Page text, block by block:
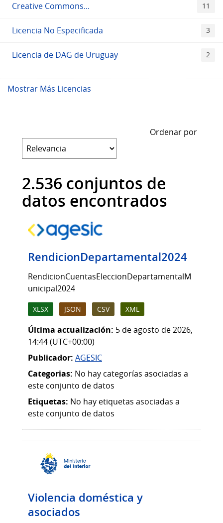
Creative Commons... 11
Licencia No Especificada 3
Licencia de DAG de Uruguay 2
Mostrar Más Licencias
Ordenar por
2.536 conjuntos de
datos encontrados
RendicionDepartamental2024
RendicionCuentasEleccionDepartamentalM
unicipal2024
XLSX JSON CSV XML
Última actualización: 5 de agosto de 2026,
14:44 (UTC+00:00)
Publicador: AGESIC
Categorias: No hay categorías asociadas a
este conjunto de datos
Etiquetas: No hay etiquetas asociadas a
este conjunto de datos
Violencia doméstica y
asociados